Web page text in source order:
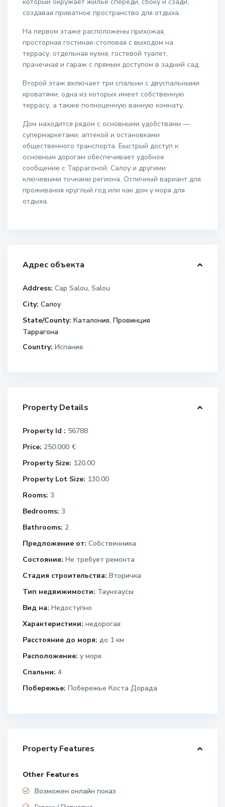
создавая приватное пространство для отдыха.
На первом этаже расположены прихожая,
просторная гостиная-столовая с выходом на
террасу, отдельная кухня, гостевой туалет,
прачечная и гараж с прямым доступом в задний сад.
Второй этаж включает три спальни с двуспальными
кроватями, одна из которых имеет собственную
террасу, а также полноценную ванную комнату.
Дом находится рядом с основными удобствами —
супермаркетами, аптекой и остановками
общественного транспорта. Быстрый доступ к
основным дорогам обеспечивает удобное
сообщение с Таррагоной, Салоу и другими
ключевыми точками региона. Отличный вариант для
проживания круглый год или как дом у моря для
отдыха.
Адрес объекта
Address: Cap Salou, Salou
City: Салоу
State/County: Каталония,Провинция
Таррагона
Country: Испания
Property Details
Property Id : 56788
Price: 250.000 €
Property Size: 120.00
Property Lot Size: 130.00
Rooms: 3
Bedrooms: 3
Bathrooms: 2
Предложение от: Собственника
Состояние: Не требует ремонта
Стадия строительства: Вторичка
Тип недвижимости: Таунхаусы
Вид на: Недоступно
Характеристики: недорогая
Расстояние до моря: до 1 км
Расположение: у моря
Спальни: 4
Побережье: Побережье Коста Дорада
Property Features
Other Features
Возможен онлайн показ